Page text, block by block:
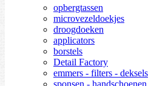
opbergtassen
microvezeldoekjes
droogdoeken
applicators
borstels
Detail Factory
emmers - filters - deksels
sponsen - handschoenen